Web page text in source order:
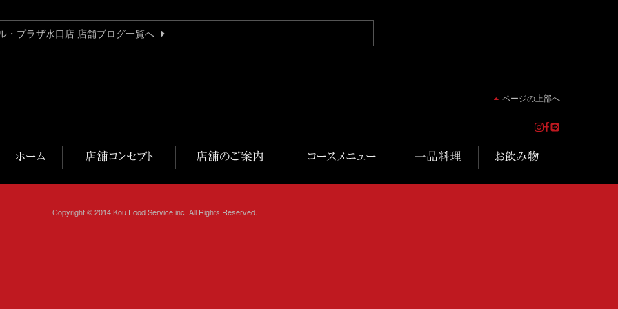
・プラザ水口店 店舗ブログ一覧へ
ページの上部へ
Copyright © 2014 Kou Food Service inc. All Rights Reserved.